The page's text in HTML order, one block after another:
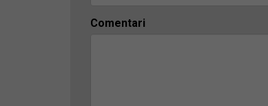
Comentari